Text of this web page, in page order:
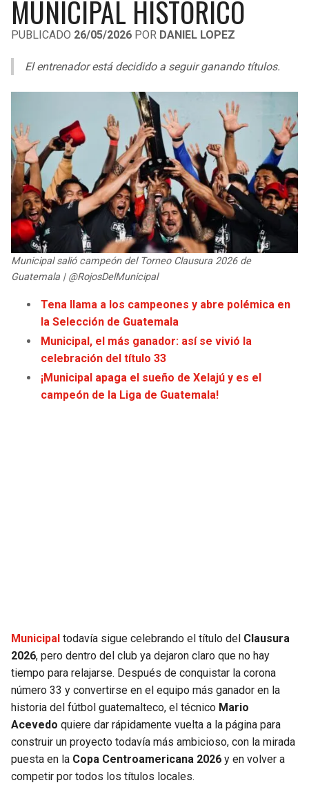
LIGA DE EXPANSIÓN MX
LEAGUES CUP
UEFA EUROPA LEAGUE
UEFA CONFERENCE LEAGUE
MLS
COPA SUDAMERICANA
LIGA BETPLAY
OTRAS LIGAS
RAIDERS
CHARGERS
BENGALS
BROWNS
STEELERS
TEXANS
JAGUARS
TITANS
COWBOYS
SEAHAWKS
BEARS
CAVALIERS
PISTONS
BUCKS
HAWKS
HORNETS
HEAT
WIZARDS
WARRIORS
CLIPPERS
PELICANS
SPURS
MUNICIPAL HISTÓRICO
PUBLICADO 26/05/2026 POR DANIEL LOPEZ
El entrenador está decidido a seguir ganando títulos.
Municipal salió campeón del Torneo Clausura 2026 de
Guatemala | @RojosDelMunicipal
Tena llama a los campeones y abre polémica en
la Selección de Guatemala
Municipal, el más ganador: así se vivió la
celebración del título 33
¡Municipal apaga el sueño de Xelajú y es el
campeón de la Liga de Guatemala!
Municipal todavía sigue celebrando el título del Clausura
2026, pero dentro del club ya dejaron claro que no hay
tiempo para relajarse. Después de conquistar la corona
número 33 y convertirse en el equipo más ganador en la
historia del fútbol guatemalteco, el técnico Mario
Acevedo quiere dar rápidamente vuelta a la página para
construir un proyecto todavía más ambicioso, con la mirada
puesta en la Copa Centroamericana 2026 y en volver a
competir por todos los títulos locales.